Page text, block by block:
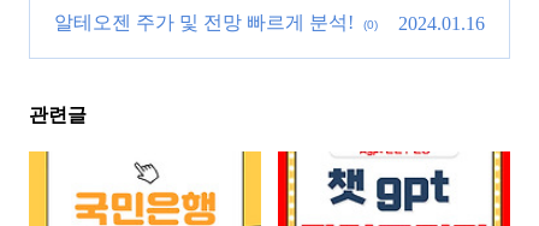
알테오젠 주가 및 전망 빠르게 분석!
(0) 2024.01.16
관련글